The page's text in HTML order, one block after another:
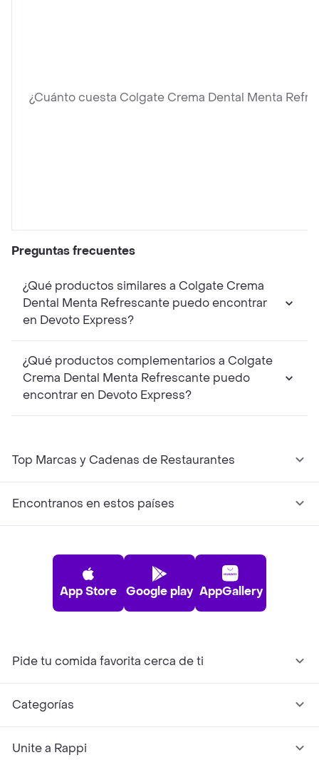
¿Cuánto cuesta Colgate Crema Dental Menta
Preguntas frecuentes
¿Qué productos similares a Colgate Crema
Dental Menta Refrescante puedo encontrar
en Devoto Express?
¿Qué productos complementarios a Colgate
Crema Dental Menta Refrescante puedo
encontrar en Devoto Express?
Top Marcas y Cadenas de Restaurantes
Encontranos en estos países
App Store Google play AppGallery
Pide tu comida favorita cerca de ti
Categorías
Unite a Rappi